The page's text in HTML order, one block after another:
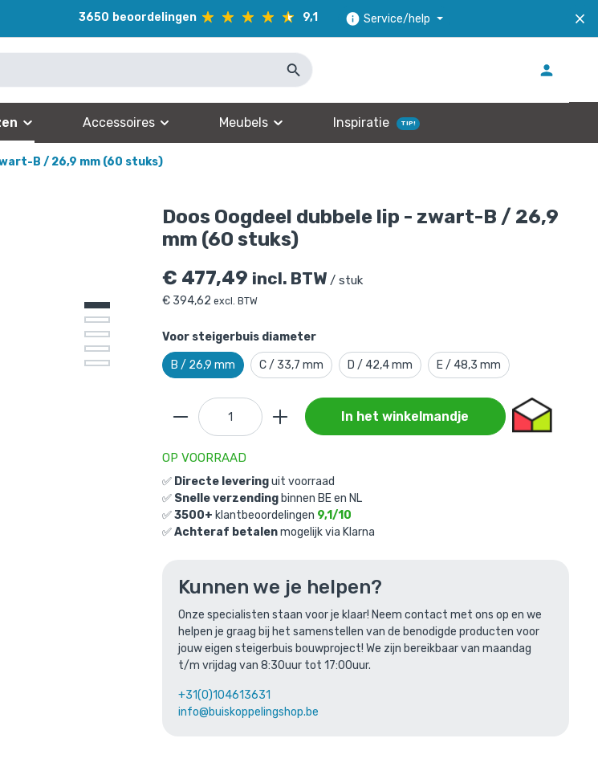
3650 beoordelingen 9,1 Service/help
Accessoires Meubels Inspiratie TIP!
B / 26,9 mm (60 stuks)
Doos Oogdeel dubbele lip - zwart-B / 26,9
mm (60 stuks)
€ 477,49 incl. BTW/ stuk
€ 394,62 excl. BTW
Voor steigerbuis diameter
B / 26,9 mm C / 33,7 mm D / 42,4 mm E / 48,3 mm
In het winkelmandje
OP VOORRAAD
✅ Directe leveringuit voorraad
✅ Snelle verzending binnen BE en NL
✅3500+ klantbeoordelingen 9,1/10
✅Achteraf betalenmogelijk via Klarna
Kunnen we je helpen?
Onze specialisten staan voor je klaar! Neem contact met ons op en we
helpen je graag bij het samenstellen van de benodigde producten voor
jouw eigen steigerbuis bouwproject! We zijn bereikbaar van maandag
t/m vrijdag van 8:30uur tot 17:00uur.
+31(0)104613631
info@buiskoppelingshop.be
zwart-B / 26,9 mm (60 stuks)is toegevoegd